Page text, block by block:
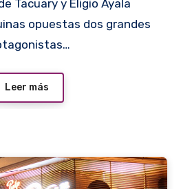
opuestas dos grandes
Leer más